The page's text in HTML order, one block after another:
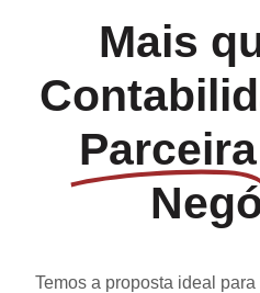
Mais
Parceira
Temos a proposta ideal